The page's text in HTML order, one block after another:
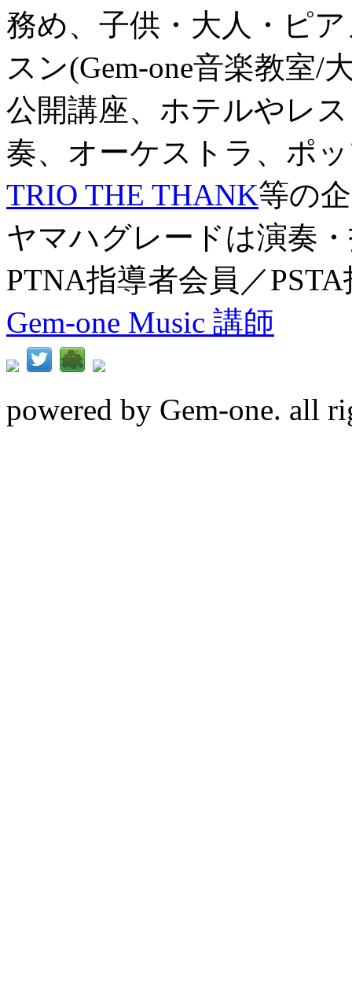
務め、子供・大人・ピ
スン(Gem-one音楽教室/
公開講座、ホテルやレ
奏、オーケストラ、ポ
TRIO THE THANK等の
ヤマハグレードは演奏
PTNA指導者会員／
Gem-one Music 講師
powered by Gem-one. all